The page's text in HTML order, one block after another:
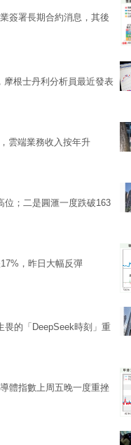
簽署長期合約消息，其後
根士丹利分析員最近發表
雲端業務收入按年升
位；二是圓滙一度跌破163
，昨日大幅反彈
的「DeepSeek時刻」重
體指數上周五晚一度重挫